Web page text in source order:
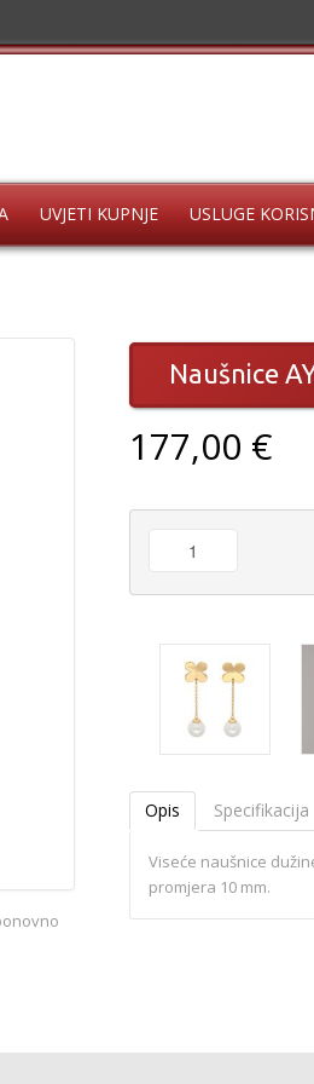
UVJETI KUPNJE USLUGE
Naušnice
177,00 €
Opis Specifikacija
Viseće naušnice
promjera 10 mm.